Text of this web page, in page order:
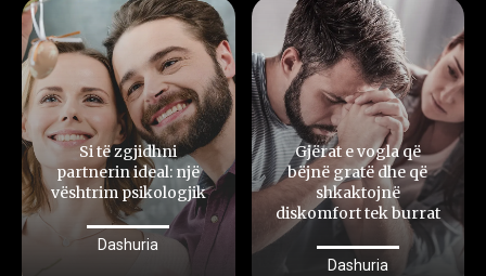
Si të zgjidhni
partnerin ideal: një
vështrim psikologjik
Dashuria
Gjërat e vogla që
bëjnë gratë dhe që
shkaktojnë
diskomfort tek burrat
Dashuria